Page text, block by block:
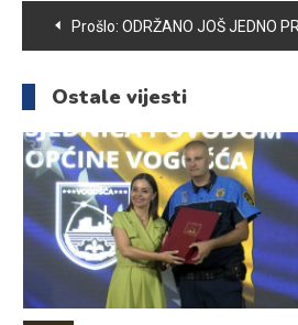
Navigacija
članaka
Prošlo: ODRŽANO JOŠ JEDNO PREDAVANJE
Ostale vijesti